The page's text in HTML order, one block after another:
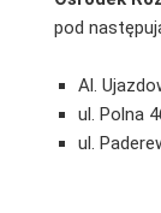
pod
Al.
ul. Polna
ul.